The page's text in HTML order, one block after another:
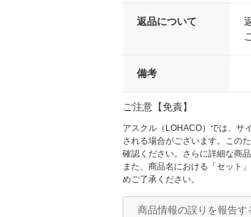
返品について
備考
ご注意【免責】
アスクル（LOHACO）では、サ
される場合がございます。この
確認ください。さらに詳細な商
また、商品名における「セット
めご了承ください。
商品情報の誤りを報告す